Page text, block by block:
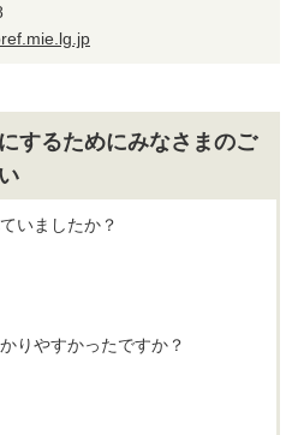
するためにみなさまのご
いましたか？
りやすかったですか？